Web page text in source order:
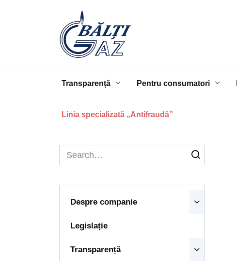
Transparență Pentru consumatori
Linia specializată „Antifraudă”
Search
for:
Despre companie
Legislație
Transparență